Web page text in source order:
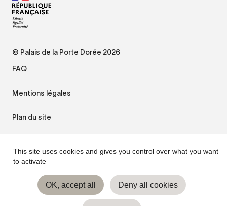
© Palais de la Porte Dorée 2026
FAQ
Mentions légales
Plan du site
Gestion des cookies
This site uses cookies and gives you control over what you want
to activate
OK, accept all Deny all cookies